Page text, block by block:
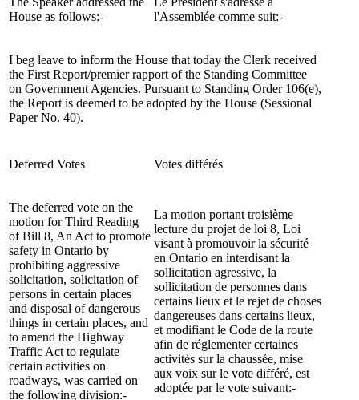
House as follows:-
l'Assemblée comme suit:-
I beg leave to inform the House that today the Clerk received
the First Report/premier rapport of the Standing Committee
on Government Agencies. Pursuant to Standing Order 106(e),
the Report is deemed to be adopted by the House (Sessional
Paper No. 40).
Deferred Votes Votes différés
The deferred vote on the
motion for Third Reading
of Bill 8, An Act to promote
safety in Ontario by
prohibiting aggressive
solicitation, solicitation of
persons in certain places
and disposal of dangerous
things in certain places, and
to amend the Highway
Traffic Act to regulate
certain activities on
roadways, was carried on
the following division:-
La motion portant troisième
lecture du projet de loi 8, Loi
visant à promouvoir la sécurité
en Ontario en interdisant la
sollicitation agressive, la
sollicitation de personnes dans
certains lieux et le rejet de choses
dangereuses dans certains lieux,
et modifiant le Code de la route
afin de réglementer certaines
activités sur la chaussée, mise
aux voix sur le vote différé, est
adoptée par le vote suivant:-